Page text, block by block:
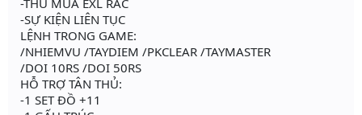
-SỰ KIỆN LIÊN TỤC
LỆNH TRONG GAME:
/NHIEMVU /TAYDIEM /PKCLEAR /TAYMASTER
/DOI 10RS /DOI 50RS
HỖ TRỢ TÂN THỦ:
-1 SET ĐỒ +11